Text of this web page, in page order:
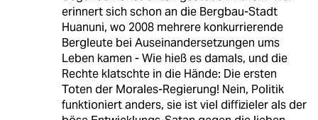
erinnert sich schon an die Bergbau-Stadt
Huanuni, wo 2008 mehrere konkurrierende
Bergleute bei Auseinandersetzungen ums
Leben kamen - Wie hieß es damals, und die
Rechte klatschte in die Hände: Die ersten
Toten der Morales-Regierung! Nein, Politik
funktioniert anders, sie ist viel diffizieler als der